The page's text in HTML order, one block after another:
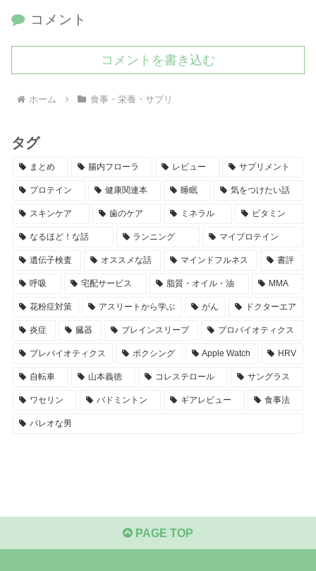
コメント
コメントを書き込む
ホーム 食事・栄養・サプリ
タグ
まとめ 腸内フローラ レビュー サプリメント
プロテイン 健康関連本 睡眠 気をつけたい話
スキンケア 歯のケア ミネラル ビタミン
なるほど！な話 ランニング マイプロテイン
遺伝子検査 オススメな話 マインドフルネス 書評
呼吸 宅配サービス 脂質・オイル・油 MMA
花粉症対策 アスリートから学ぶ がん ドクターエア
炎症 臓器 ブレインスリープ プロバイオティクス
プレバイオティクス ボクシング Apple Watch HRV
自転車 山本義徳 コレステロール サングラス
ワセリン バドミントン ギアレビュー 食事法
パレオな男
PAGE TOP